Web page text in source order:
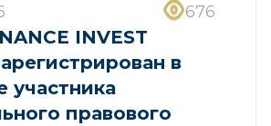
676
INVEST
в
участника
правового